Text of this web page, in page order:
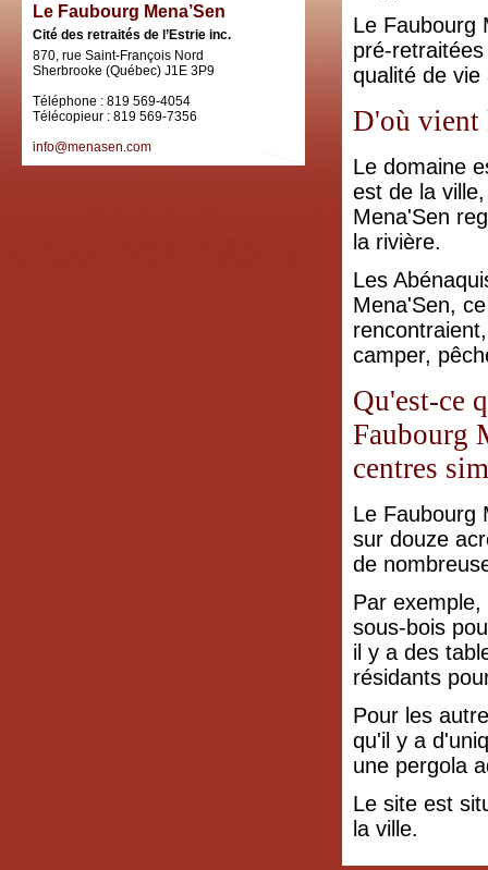
Le Faubourg
pré-retraitées
qualité de
D'où vient
Le domaine
est de la
Mena'Sen
la rivière.
Les
Mena'Sen,
camper,
Qu'est-ce
Faubourg
centres
Le Faubourg
sur douze
de
Par
sous-bois
il y a des
résidants
Pour les
qu'il y a
une pergola
Le site est
la ville.
Le Faubourg Mena’Sen
Cité des retraités de l’Estrie inc.
870, rue Saint-François Nord
Sherbrooke (Québec) J1E 3P9
Téléphone : 819 569-4054
Télécopieur : 819 569-7356
info@menasen.com